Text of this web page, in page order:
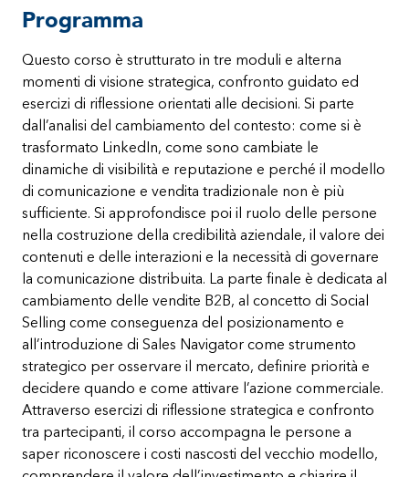
Programma
Questo corso è strutturato in tre moduli e alterna
momenti di visione strategica, confronto guidato ed
esercizi di riflessione orientati alle decisioni. Si parte
dall’analisi del cambiamento del contesto: come si è
trasformato LinkedIn, come sono cambiate le
dinamiche di visibilità e reputazione e perché il modello
di comunicazione e vendita tradizionale non è più
sufficiente. Si approfondisce poi il ruolo delle persone
nella costruzione della credibilità aziendale, il valore dei
contenuti e delle interazioni e la necessità di governare
la comunicazione distribuita. La parte finale è dedicata al
cambiamento delle vendite B2B, al concetto di Social
Selling come conseguenza del posizionamento e
all’introduzione di Sales Navigator come strumento
strategico per osservare il mercato, definire priorità e
decidere quando e come attivare l’azione commerciale.
Attraverso esercizi di riflessione strategica e confronto
tra partecipanti, il corso accompagna le persone a
saper riconoscere i costi nascosti del vecchio modello,